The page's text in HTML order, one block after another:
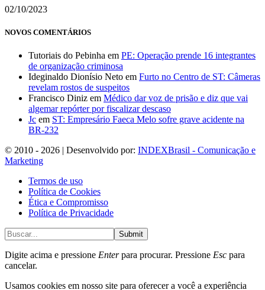
02/10/2023
NOVOS COMENTÁRIOS
Tutoriais do Pebinha em PE: Operação prende 16 integrantes
de organização criminosa
Ideginaldo Dionísio Neto em Furto no Centro de ST: Câmeras
revelam rostos de suspeitos
Francisco Diniz em Médico dar voz de prisão e diz que vai
algemar repórter por fiscalizar descaso
Jc em ST: Empresário Faeca Melo sofre grave acidente na
BR-232
© 2010 - 2026 | Desenvolvido por: INDEXBrasil - Comunicação e
Marketing
Termos de uso
Política de Cookies
Ética e Compromisso
Política de Privacidade
Submit
Digite acima e pressione Enterpara procurar. Pressione Esc para
cancelar.
Usamos cookies em nosso site para oferecer a você a experiência